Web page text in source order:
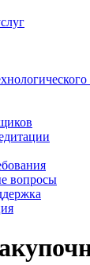
вопросы